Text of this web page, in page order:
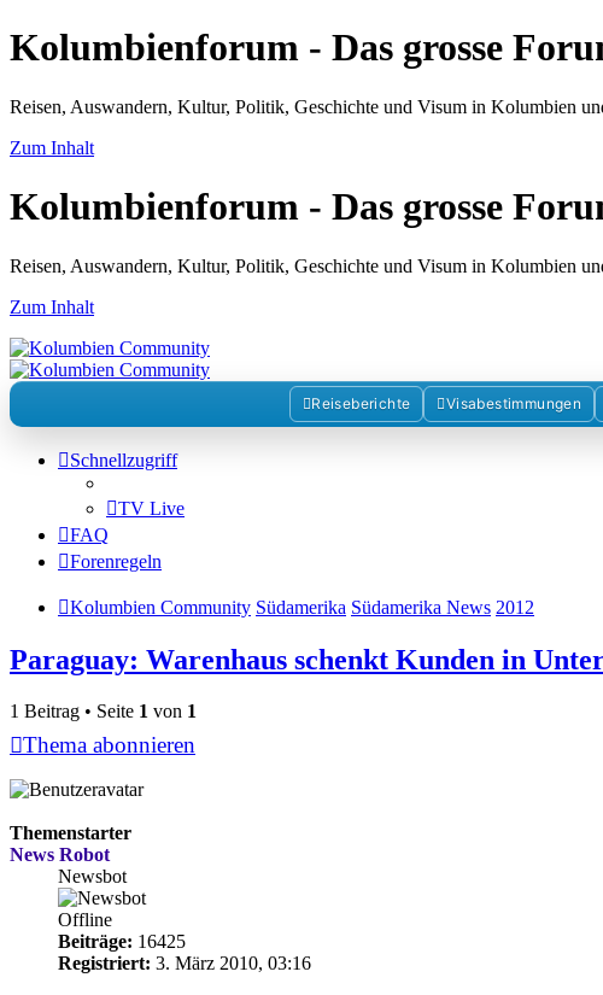
Kolumbienforum - Das grosse
Reisen, Auswandern, Kultur, Politik, Geschichte und Visum in Kolumbien
Zum Inhalt
Kolumbienforum - Das grosse
Reisen, Auswandern, Kultur, Politik, Geschichte und Visum in Kolumbien
Zum Inhalt
Reiseberichte Visabestimmungen
Schnellzugriff
TV Live
FAQ
Forenregeln
Kolumbien Community Südamerika Südamerika News 2012
Paraguay: Warenhaus schenkt Kunden in
1 Beitrag • Seite 1 von 1
Thema abonnieren
Themenstarter
News Robot
Newsbot
Offline
Beiträge: 16425
Registriert: 3. März 2010, 03:16